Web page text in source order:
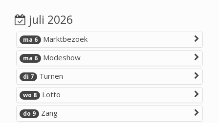
juli 2026
ma 6 Marktbezoek
ma 6 Modeshow
di 7 Turnen
wo 8 Lotto
do 9 Zang